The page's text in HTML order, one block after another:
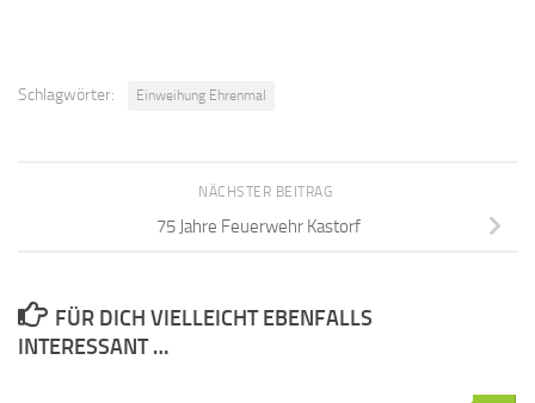
Schlagwörter: Einweihung Ehrenmal
NÄCHSTER BEITRAG
75 Jahre Feuerwehr Kastorf
FÜR DICH VIELLEICHT EBENFALLS
INTERESSANT …